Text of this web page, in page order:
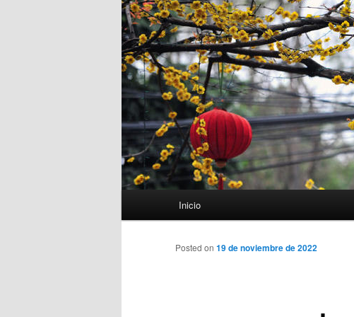
Inicio
Posted on 19 de noviembre de 2022